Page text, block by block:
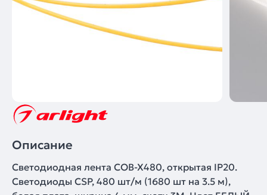
Описание
Светодиодная лента COB-X480, открытая IP20.
Светодиоды CSP, 480 шт/м (1680 шт на 3.5 м),